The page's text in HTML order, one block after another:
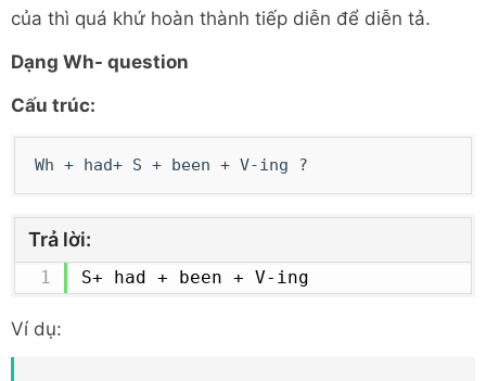
của thì quá khứ hoàn thành tiếp diễn để diễn tả.
Dạng Wh- question
Cấu trúc:
Wh + had+ S + been + V-ing ?
Trả lời:
S+ had + been + V-ing
Ví dụ: